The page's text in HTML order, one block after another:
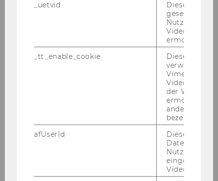
Ak­tu­el­le Lehr­ver­an­stal­tun­
Alle ak­tu­el­len Lehr­ver­an­stal­tun­gen fin­
den Sie im Vor­le­sungs­ver­zeich­nis.
Ak­tu­el­le Job­an­ge­bo­te für Ihren Be­reich.
_uetvid
Dieses
gesetzt, um
Nutzung des
Videoplayers
ermöglichen
_tt_enable_cookie
Dieses
verwendet,
Vimeo-
der WU-
ermöglichen
andere nicht
bezeichnete
afUserId
Dieses
Daten von
Videos